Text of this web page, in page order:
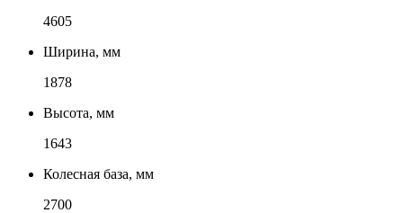
4605
Ширина, мм
1878
Высота, мм
1643
Колесная база, мм
2700